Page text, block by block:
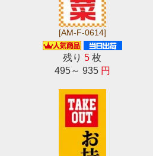
[AM-F-0614]
残り5 枚
495～ 935 円